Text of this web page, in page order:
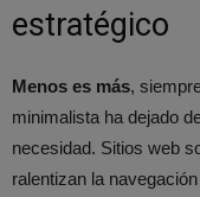
estratégico
Menos es más,
minimalista ha dejado
necesidad. Sitios web
ralentizan la